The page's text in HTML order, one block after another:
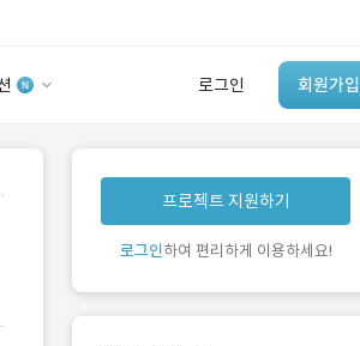
로그인 회원가입
유사사례 검색 AI
‘이런 거’ 만들어본
개발 회사 있어?
프로젝트 지원하기
로그인하여 편리하게 이용하세요!